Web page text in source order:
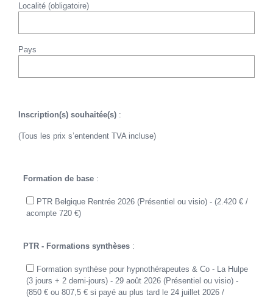
Localité (obligatoire)
Pays
Inscription(s) souhaitée(s) :
(Tous les prix s’entendent TVA incluse)
Formation de base :
PTR Belgique Rentrée 2026 (Présentiel ou visio) - (2.420 € /
acompte 720 €)
PTR - Formations synthèses :
Formation synthèse pour hypnothérapeutes & Co - La Hulpe
(3 jours + 2 demi-jours) - 29 août 2026 (Présentiel ou visio) -
(850 € ou 807,5 € si payé au plus tard le 24 juillet 2026 /